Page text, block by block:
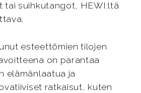
tai suihkutangot, HEWI:ltä
esteettömien tilojen
on parantaa
elämänlaatua ja
ratkaisut, kuten